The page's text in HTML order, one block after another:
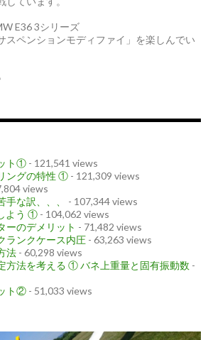
E36 3シリーズ
スペンションモディファイ」を楽しんでい
ト① - 121,541 views
ングの特性 ① - 121,309 views
views
な訳、、、
- 107,344 views
よう ① - 104,062 views
ーのデメリット - 71,482 views
ランクケース内圧 - 63,263 views
法 - 60,298 views
方法を考える ① バネ上重量と固有振動数 -
ト② - 51,033 views